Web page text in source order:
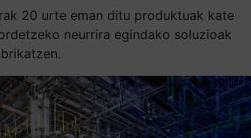
20 urte eman ditu produktuak kate
neurrira egindako soluzioak